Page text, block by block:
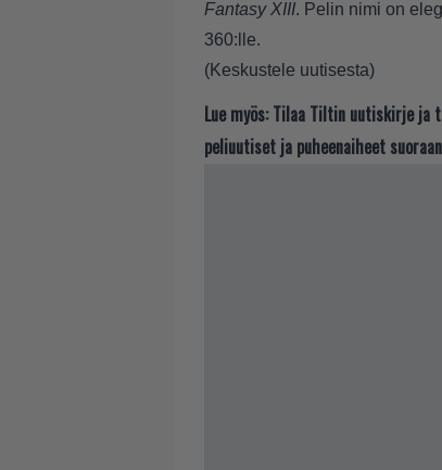
Fantasy XIII. Pelin nimi on
360:lle.
(Keskustele uutisesta)
Lue myös: Tilaa Tiltin uutiskirje ja
peliuutiset ja puheenaiheet